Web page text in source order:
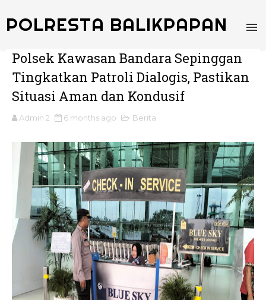
POLRESTA BALIKPAPAN
Polsek Kawasan Bandara Sepinggan
Tingkatkan Patroli Dialogis, Pastikan
Situasi Aman dan Kondusif
Admin 2 6 months ago Berita